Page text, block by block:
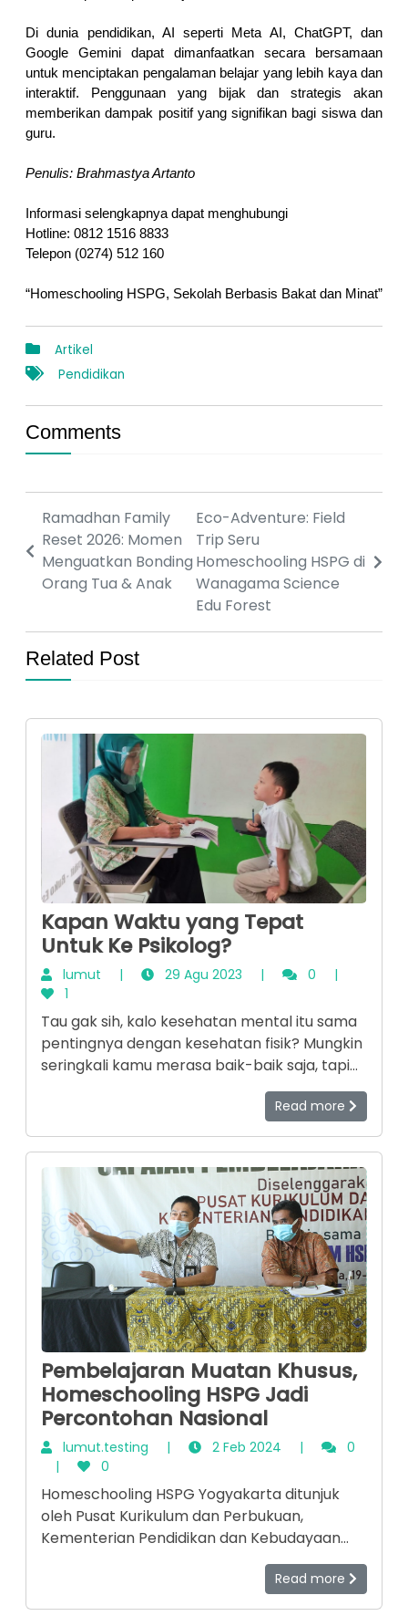
Di dunia pendidikan, AI seperti Meta AI, ChatGPT, dan
Google Gemini dapat dimanfaatkan secara bersamaan
untuk menciptakan pengalaman belajar yang lebih kaya dan
interaktif. Penggunaan yang bijak dan strategis akan
memberikan dampak positif yang signifikan bagi siswa dan
guru.
Penulis: Brahmastya Artanto
Informasi selengkapnya dapat menghubungi
Hotline: 0812 1516 8833
Telepon (0274) 512 160
“Homeschooling HSPG, Sekolah Berbasis Bakat dan Minat”
Artikel
Pendidikan
Comments
Ramadhan Family
Reset 2026: Momen
Menguatkan Bonding
Orang Tua & Anak
Eco-Adventure: Field
Trip Seru
Homeschooling HSPG di
Wanagama Science
Edu Forest
Related Post
Kapan Waktu yang Tepat
Untuk Ke Psikolog?
lumut | 29 Agu 2023 | 0
|
1
Tau gak sih, kalo kesehatan mental itu sama
pentingnya dengan kesehatan fisik? Mungkin
seringkali kamu merasa baik-baik saja, tapi
tanpa kamu sadari bisa saja sebenarnya
kamu butuh bantuan tenaga profesional
loohhh. Nah, tenaga profesional itu adalah
psikolog atau psikiater. Yuuk kita simak
beberapa hal yang menandakan kamu perlu
ke tenaga profesional.
Read more
Pembelajaran Muatan Khusus,
Homeschooling HSPG Jadi
Percontohan Nasional
lumut.testing | 2 Feb 2024 |
0
|
0
Homeschooling HSPG Yogyakarta ditunjuk
oleh Pusat Kurikulum dan Perbukuan,
Kementerian Pendidikan dan Kebudayaan
(Kemdikbud) RI menjadi salah satu model
pendidikan nonformal (homeschooling) di
Indonesia. Untuk mengetahui keunggulan-
Read more